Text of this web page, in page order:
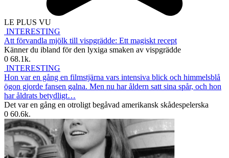
LE PLUS VU
INTERESTING
Att förvandla mjölk till vispgrädde: Ett magiskt recept
Känner du ibland för den lyxiga smaken av vispgrädde
0 68.1k.
INTERESTING
Hon var en gång en filmstjärna vars intensiva blick och himmelsblå
ögon gjorde fansen galna. Men nu har åldern satt sina spår, och hon
har åldrats betydligt…
Det var en gång en otroligt begåvad amerikansk skådespelerska
0 60.6k.